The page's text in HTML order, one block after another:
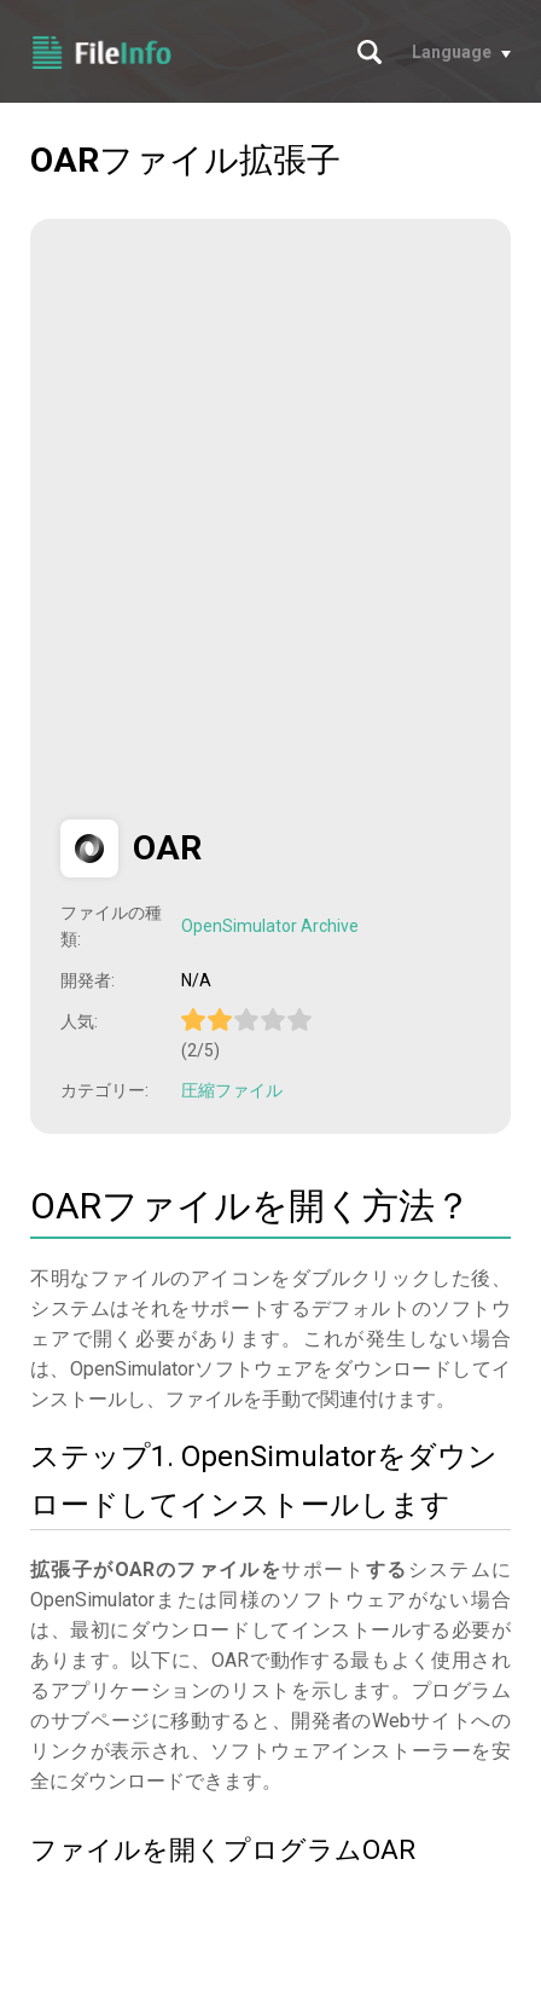
サーチ
Language
OARファイル拡張子
OAR
ファイルの種
類:
OpenSimulator Archive
開発者: N/A
人気:
(2/5)
カテゴリー: 圧縮ファイル
OARファイルを開く方法？
不明なファイルのアイコンをダブルクリックした後、
システムはそれをサポートするデフォルトのソフトウ
ェアで開く必要があります。これが発生しない場合
は、OpenSimulatorソフトウェアをダウンロードしてイ
ンストールし、ファイルを手動で関連付けます。
ステップ1. OpenSimulatorをダウン
ロードしてインストールします
拡張子がOARのファイルをサポート する システムに
OpenSimulatorまたは同様のソフトウェアがない場合
は、最初にダウンロードしてインストールする必要が
あります。以下に、OARで動作する最もよく使用され
るアプリケーションのリストを示します。プログラム
のサブページに移動すると、開発者のWebサイトへの
リンクが表示され、ソフトウェアインストーラーを安
全にダウンロードできます。
ファイルを開くプログラムOAR